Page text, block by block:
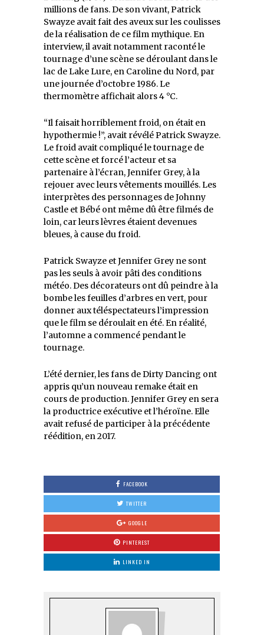
millions de fans. De son vivant, Patrick
Swayze avait fait des aveux sur les coulisses
de la réalisation de ce film mythique. En
interview, il avait notamment raconté le
tournage d’une scène se déroulant dans le
lac de Lake Lure, en Caroline du Nord, par
une journée d’octobre 1986. Le
thermomètre affichait alors 4 °C.
“Il faisait horriblement froid, on était en
hypothermie !”, avait révélé Patrick Swayze.
Le froid avait compliqué le tournage de
cette scène et forcé l’acteur et sa
partenaire à l’écran, Jennifer Grey, à la
rejouer avec leurs vêtements mouillés. Les
interprètes des personnages de Johnny
Castle et Bébé ont même dû être filmés de
loin, car leurs lèvres étaient devenues
bleues, à cause du froid.
Patrick Swayze et Jennifer Grey ne sont
pas les seuls à avoir pâti des conditions
météo. Des décorateurs ont dû peindre à la
bombe les feuilles d’arbres en vert, pour
donner aux téléspectateurs l’impression
que le film se déroulait en été. En réalité,
l’automne a commencé pendant le
tournage.
L’été dernier, les fans de Dirty Dancing ont
appris qu’un nouveau remake était en
cours de production. Jennifer Grey en sera
la productrice exécutive et l’héroïne. Elle
avait refusé de participer à la précédente
réédition, en 2017.
FACEBOOK
TWITTER
GOOGLE
PINTEREST
LINKED IN